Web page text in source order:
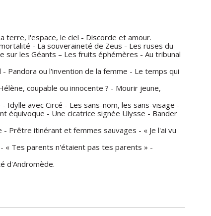
terre, l'espace, le ciel - Discorde et amour.
- La souveraineté de Zeus - Les ruses du
sur les Géants – Les fruits éphémères - Au tribunal
Pandora ou l'invention de la femme - Le temps qui
coupable ou innocente ? - Mourir jeune,
Idylle avec Circé - Les sans-nom, les sans-visage -
équivoque - Une cicatrice signée Ulysse - Bander
Prêtre itinérant et femmes sauvages - « Je l'ai vu
« Tes parents n'étaient pas tes parents » -
d'Andromède.